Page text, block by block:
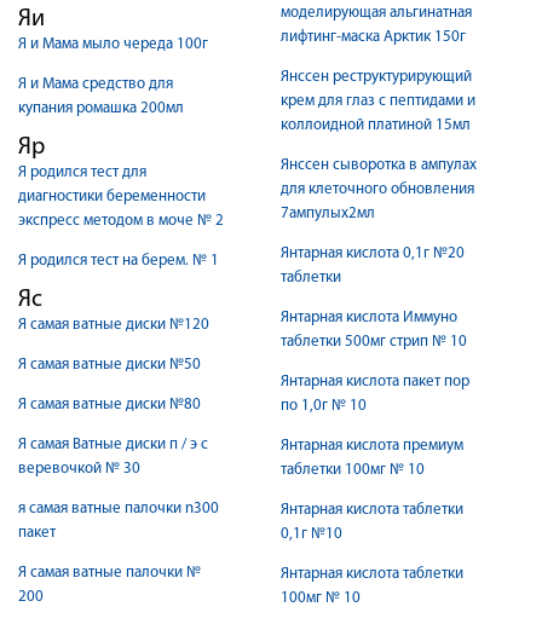
Яи
Я и Мама мыло череда 100г
Я и Мама средство для
купания ромашка 200мл
Яр
Я родился тест для
диагностики беременности
экспресс методом в моче № 2
Я родился тест на берем. № 1
Яс
Я самая ватные диски №120
Я самая ватные диски №50
Я самая ватные диски №80
Я самая Ватные диски п / э с
веревочкой № 30
я самая ватные палочки n300
пакет
Я самая ватные палочки №
200
моделирующая альгинатная
лифтинг-маска Арктик 150г
Янссен реструктурирующий
крем для глаз с пептидами и
коллоидной платиной 15мл
Янссен сыворотка в ампулах
для клеточного обновления
7ампулых2мл
Янтарная кислота 0,1г №20
таблетки
Янтарная кислота Иммуно
таблетки 500мг стрип № 10
Янтарная кислота пакет пор
по 1,0г № 10
Янтарная кислота премиум
таблетки 100мг № 10
Янтарная кислота таблетки
0,1г №10
Янтарная кислота таблетки
100мг № 10